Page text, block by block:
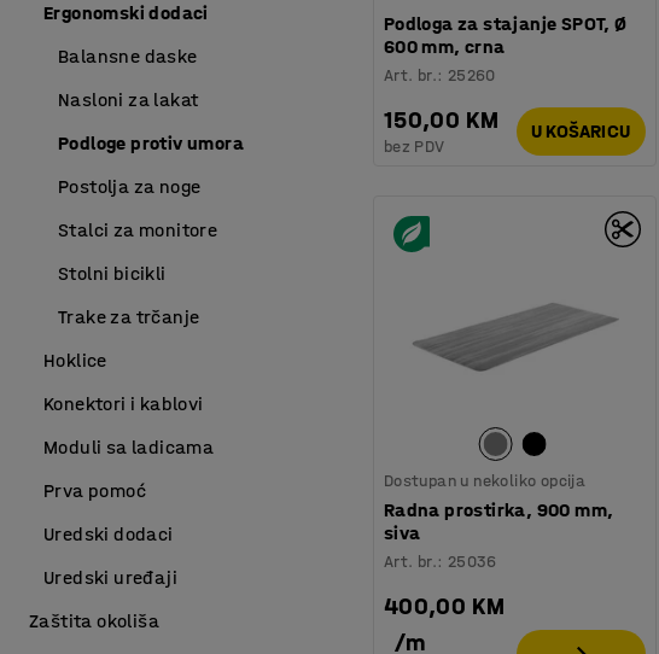
Podloga za stajanje SPOT, Ø
600 mm, crna
Art. br.: 25260
150,00 KM
bez PDV
U KOŠARICU
Dostupan u nekoliko opcija
Radna prostirka, 900 mm,
siva
Art. br.: 25036
400,00 KM
/m
Ergonomski dodaci
Balansne daske
Nasloni za lakat
Podloge protiv umora
Postolja za noge
Stalci za monitore
Stolni bicikli
Trake za trčanje
Hoklice
Konektori i kablovi
Moduli sa ladicama
Prva pomoć
Uredski dodaci
Uredski uređaji
Zaštita okoliša